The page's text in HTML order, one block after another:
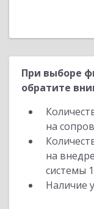
При выборе
обратите
на
на
системы
Наличие